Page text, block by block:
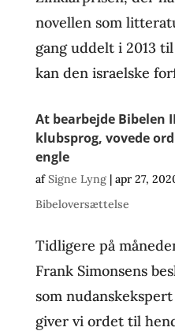
novellen som
gang uddelt i 2013
kan den israelske
At bearbejde Bibelen
klubsprog, vovede
engle
afSigne Lyng| apr 27,
Bibeloversættelse
Tidligere på
Frank Simonsens
som
giver vi ordet til